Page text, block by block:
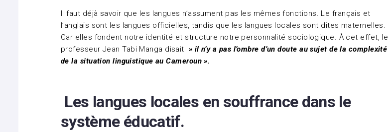
Il faut déjà savoir que les langues n’assument pas les mêmes fonctions. Le français et
l’anglais sont les langues officielles, tandis que les langues locales sont dites maternelles.
Car elles fondent notre identité et structure notre personnalité sociologique. À cet effet, le
professeur Jean Tabi Manga disait » il n’y a pas l’ombre d’un doute au sujet de la complexité
de la situation linguistique au Cameroun ».
Les langues locales en souffrance dans le
système éducatif.